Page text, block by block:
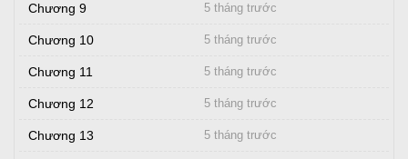
Chương 9 5 tháng trước
Chương 10 5 tháng trước
Chương 11 5 tháng trước
Chương 12 5 tháng trước
Chương 13 5 tháng trước